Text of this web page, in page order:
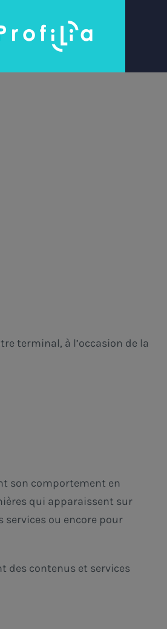
terminal, à l’occasion de la
son comportement en
qui apparaissent sur
ou encore pour
des contenus et services